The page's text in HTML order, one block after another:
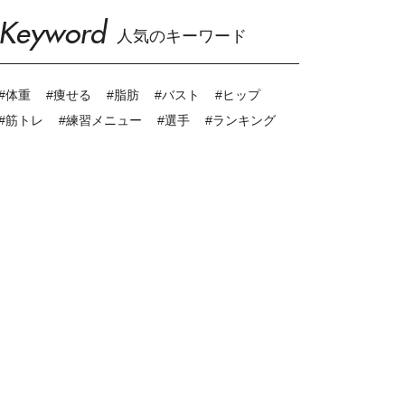
人気のキーワード
体重 #痩せる #脂肪 #バスト
#ヒップ
筋トレ
#練習メニュー #選手 #ランキング